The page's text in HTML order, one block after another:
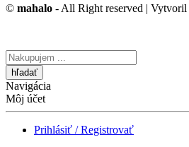
© mahalo - All Right reserved | Vytvoril
Vyhľadávanie
tu
Navigácia
Môj účet
Prihlásiť / Registrovať